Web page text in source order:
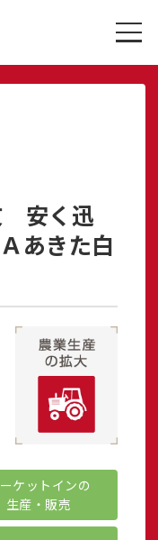
安く迅
あきた白
ケットインの
生産・販売